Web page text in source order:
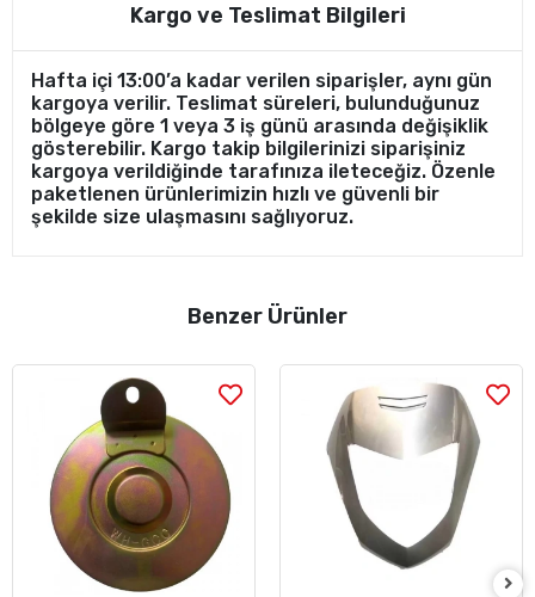
Kargo ve Teslimat Bilgileri
Hafta içi 13:00’a kadar verilen siparişler, aynı gün
kargoya verilir. Teslimat süreleri, bulunduğunuz
bölgeye göre 1 veya 3 iş günü arasında değişiklik
gösterebilir. Kargo takip bilgilerinizi siparişiniz
kargoya verildiğinde tarafınıza ileteceğiz. Özenle
paketlenen ürünlerimizin hızlı ve güvenli bir
şekilde size ulaşmasını sağlıyoruz.
Benzer Ürünler